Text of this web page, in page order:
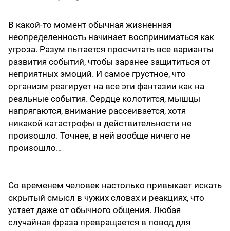
В какой-то момент обычная жизненная
неопределенность начинает восприниматься как
угроза. Разум пытается просчитать все варианты
развития событий, чтобы заранее защититься от
неприятных эмоций. И самое грустное, что
организм реагирует на все эти фантазии как на
реальные события. Сердце колотится, мышцы
напрягаются, внимание рассеивается, хотя
никакой катастрофы в действительности не
произошло. Точнее, в ней вообще ничего не
произошло…
Со временем человек настолько привыкает искать
скрытый смысл в чужих словах и реакциях, что
устает даже от обычного общения. Любая
случайная фраза превращается в повод для